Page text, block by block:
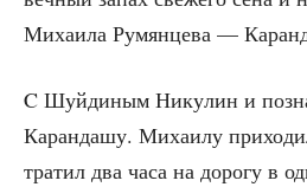
Миха­и­ла Румян­це­ва —
C Шуй­ди­ным Нику­лин и
Каран­да­шу. Миха­и­лу
тра­тил два часа на доро­гу в